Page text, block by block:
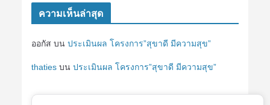
ความเห็นล่าสุด
ออกัส บน ประเมินผล โครงการ”สุขาดี มีความสุข”
thatiesบน ประเมินผล โครงการ”สุขาดี มีความสุข”